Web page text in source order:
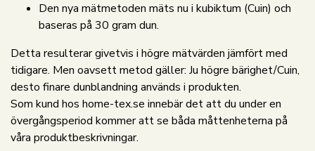
Den nya mätmetoden mäts nu i kubiktum (Cuin) och
baseras på 30 gram dun.
Detta resulterar givetvis i högre mätvärden jämfört med
tidigare. Men oavsett metod gäller: Ju högre bärighet/Cuin,
desto finare dunblandning används i produkten.
Som kund hos home-tex.se innebär det att du under en
övergångsperiod kommer att se båda måttenheterna på
våra produktbeskrivningar.